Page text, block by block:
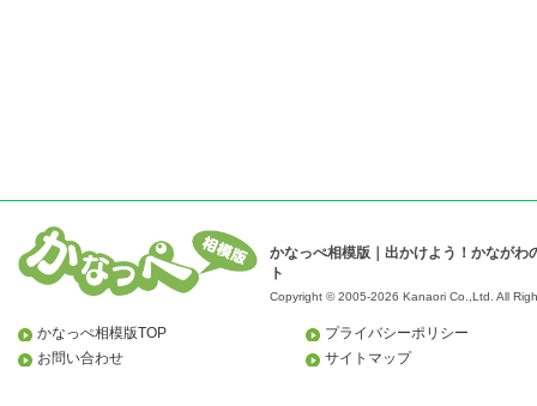
かなっぺ相模版｜出かけよう！かながわ
ト
Copyright © 2005-2026 Kanaori Co.,Ltd. All
かなっぺ相模版TOP
お問い合わせ
プライバシーポリシー
サイトマップ